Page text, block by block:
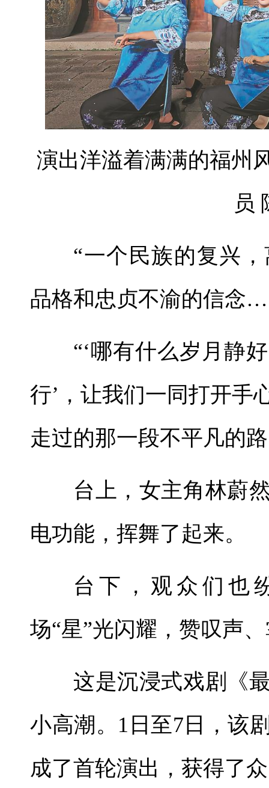
演出洋溢着满满的福州
员
“一个民族的复兴
品格和忠贞不渝的信念
“‘哪有什么岁月静
行’，让我们一同打开手
走过的那一段不平凡的
台上，女主角林蔚
电功能，挥舞了起来。
台下，观众们也
场“星”光闪耀，赞叹声
这是沉浸式戏剧《
小高潮。1日至7日，该
成了首轮演出，获得了